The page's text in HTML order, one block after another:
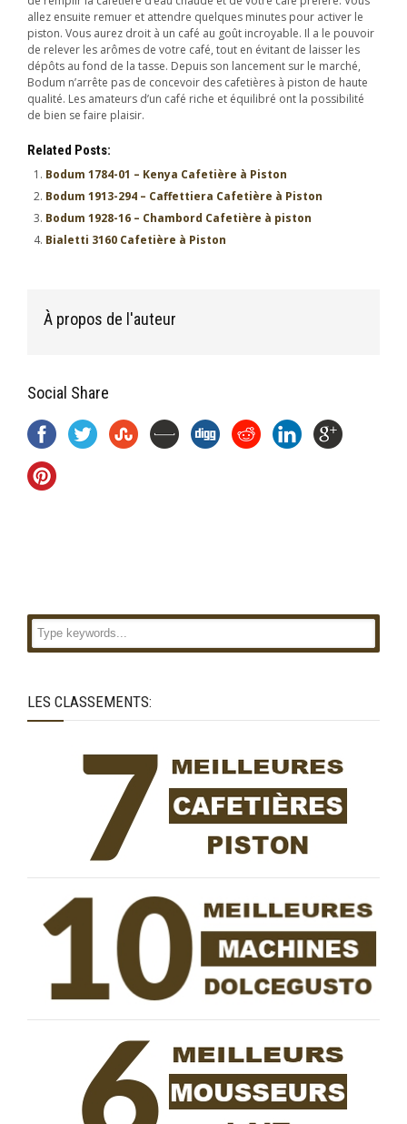
allez ensuite remuer et attendre quelques minutes pour activer le
piston. Vous aurez droit à un café au goût incroyable. Il a le pouvoir
de relever les arômes de votre café, tout en évitant de laisser les
dépôts au fond de la tasse. Depuis son lancement sur le marché,
Bodum n’arrête pas de concevoir des cafetières à piston de haute
qualité. Les amateurs d’un café riche et équilibré ont la possibilité
de bien se faire plaisir.
Related Posts:
Bodum 1784-01 – Kenya Cafetière à Piston
Bodum 1913-294 – Caffettiera Cafetière à Piston
Bodum 1928-16 – Chambord Cafetière à piston
Bialetti 3160 Cafetière à Piston
À propos de l'auteur
Social Share
LES CLASSEMENTS: